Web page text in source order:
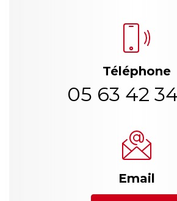
Téléphone
05 63 42
Email